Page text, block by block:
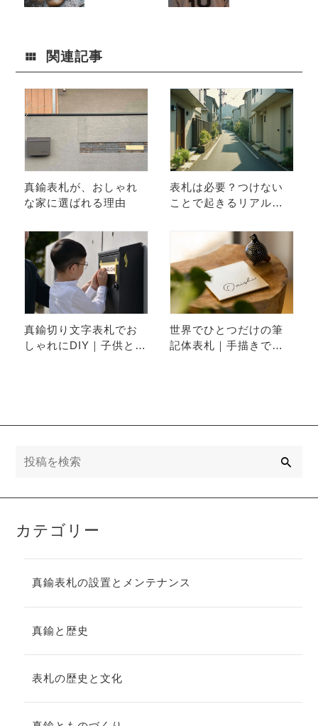
関連記事
真鍮表札が、おしゃれ
な家に選ばれる理由
表札は必要？つけない
ことで起きるリアルな
真鍮切り文字表札でお
しゃれにDIY｜子供と楽
世界でひとつだけの筆
記体表札｜手描きで生
カテゴリー
真鍮表札の設置とメンテナンス
真鍮と歴史
表札の歴史と文化